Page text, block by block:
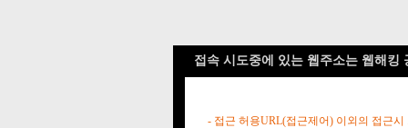
접속 시도중에 있는 웹주소는 웹해킹
- 접근 허용URL(접근제어) 이외의 접근시